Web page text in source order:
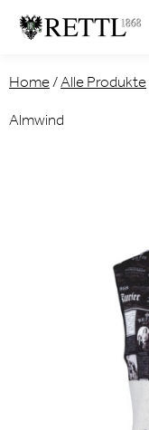
Home / Alle Produkte
Almwind